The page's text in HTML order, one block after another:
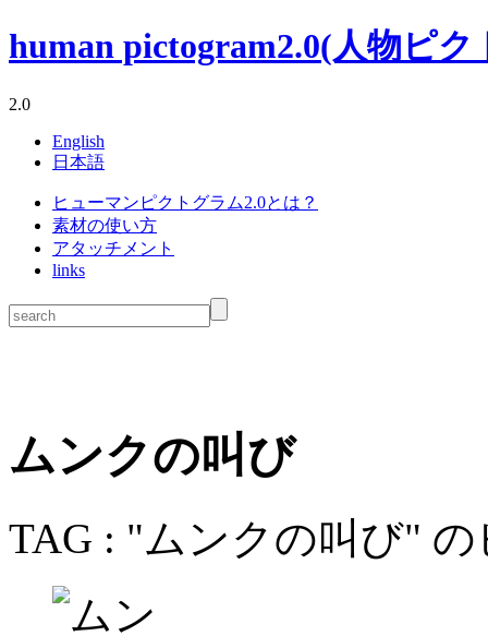
human pictogram2.0(人物ピ
2.0
English
日本語
ヒューマンピクトグラム2.0とは？
素材の使い方
アタッチメント
links
ムンクの叫び
TAG : "ムンクの叫び"